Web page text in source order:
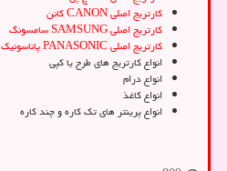
کارتریج اصلیCANONکانن
کارتریج اصلیSAMSUNGسامسونگ
کارتریج اصلیPANASONICپاناسونیک
انواع کارتریج های طرح یا کپی
انواع درام
انواع کاغذ
انواع پرینتر های تک کاره و چند کاره